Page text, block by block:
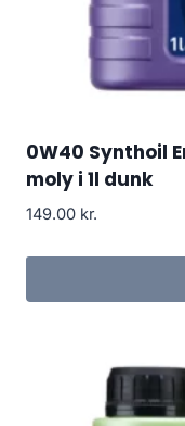
0W40 Synthoil
moly i 1l dunk
149.00 kr.